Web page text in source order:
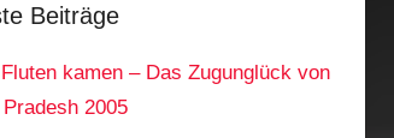
Beiträge
kamen – Das Zugunglück von
2005